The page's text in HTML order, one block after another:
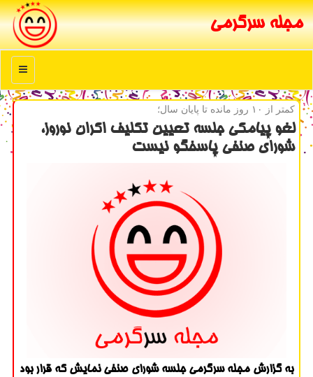
مجله سرگرمی
منو
كمتر از ۱۰ روز مانده تا پایان سال؛
لغو پیامكی جلسه تعیین تكلیف اكران نوروز،
شورای صنفی پاسخگو نیست
به گزارش مجله سرگرمی جلسه شورای صنفی نمایش كه قرار بود